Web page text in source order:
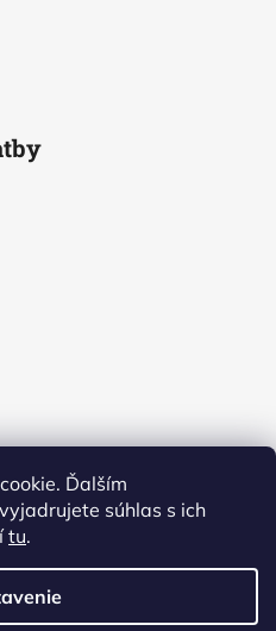
Ďalším
súhlas s ich
tu.